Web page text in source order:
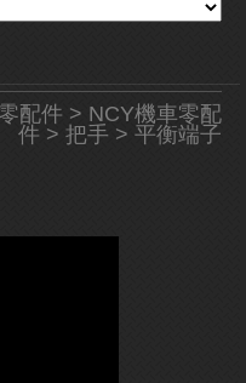
配件 > NCY機車零配
件 > 把手> 平衡端子